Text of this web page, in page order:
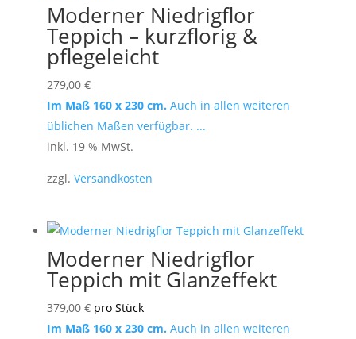
Moderner Niedrigflor
Teppich – kurzflorig &
pflegeleicht
279,00 €
Im Maß 160 x 230 cm. Auch in allen weiteren
üblichen Maßen verfügbar. ...
inkl. 19 % MwSt.
zzgl. Versandkosten
Moderner Niedrigflor
Teppich mit Glanzeffekt
379,00 € pro Stück
Im Maß 160 x 230 cm. Auch in allen weiteren